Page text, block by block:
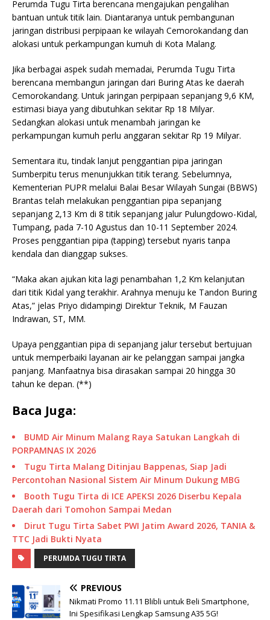
Perumda Tugu Tirta berencana mengajukan pengalihan
bantuan untuk titik lain. Diantaranya untuk pembangunan
jaringan distribusi perpipaan ke wilayah Cemorokandang dan
alokasi untuk perkampungan kumuh di Kota Malang.
Jika berbagai aspek sudah memadai, Perumda Tugu Tirta
berencana membangun jaringan dari Buring Atas ke daerah
Cemorokandang. Untuk jaringan perpipaan sepanjang 9,6 KM,
estimasi biaya yang dibutuhkan sekitar Rp 18 Milyar.
Sedangkan alokasi untuk menambah jaringan ke
perkampungan kumuh perlu anggaran sekitar Rp 19 Milyar.
Sementara itu, tindak lanjut penggantian pipa jaringan
Sumberpitu terus menunjukkan titik terang. Sebelumnya,
Kementerian PUPR melalui Balai Besar Wilayah Sungai (BBWS)
Brantas telah melakukan penggantian pipa sepanjang
sepanjang 2,13 Km di 8 titik sepanjang jalur Pulungdowo-Kidal,
Tumpang, pada 7-10 Agustus dan 10-11 September 2024.
Proses penggantian pipa (tapping) tersebut nyaris tanpa
kendala dan dianggap sukses.
“Maka akan ajukan kita lagi penambahan 1,2 Km kelanjutan
dari titik Kidal yang terakhir. Arahnya menuju ke Tandon Buring
Atas,” jelas Priyo didampingi Direktur Teknik, M Fauzan
Indrawan, ST, MM.
Upaya penggantian pipa di sepanjang jalur tersebut bertujuan
untuk memperbaiki layanan air ke pelanggan sampai jangka
panjang. Manfaatnya bisa dirasakan sampai 20 hingga 30
tahun ke depan. (**)
Baca Juga:
BUMD Air Minum Malang Raya Satukan Langkah di
PORPAMNAS IX 2026
Tugu Tirta Malang Ditinjau Bappenas, Siap Jadi
Percontohan Nasional Sistem Air Minum Dukung MBG
Booth Tugu Tirta di ICE APEKSI 2026 Diserbu Kepala
Daerah dari Tomohon Sampai Medan
Dirut Tugu Tirta Sabet PWI Jatim Award 2026, TANIA &
TTC Jadi Bukti Nyata
PERUMDA TUGU TIRTA
PREVIOUS
Nikmati Promo 11.11 Blibli untuk Beli Smartphone,
Ini Spesifikasi Lengkap Samsung A35 5G!